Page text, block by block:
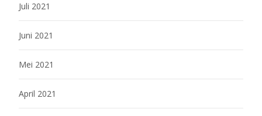
Juli 2021
Juni 2021
Mei 2021
April 2021